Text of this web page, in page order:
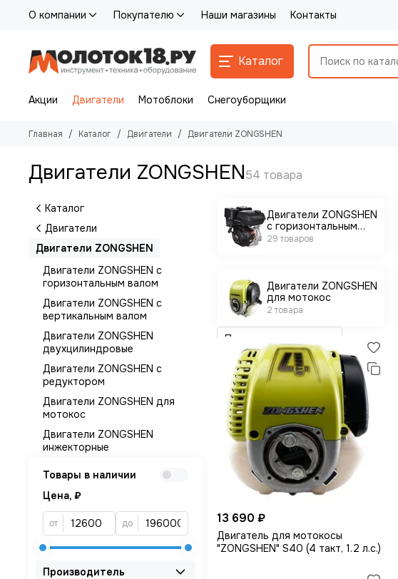
О компании Покупателю Наши магазины Контакты
Каталог
Акции Двигатели Мотоблоки Снегоуборщики
Главная Каталог Двигатели Двигатели ZONGSHEN
Двигатели ZONGSHEN
Двигатели ZONGSHEN
с горизонтальным
валом
29 товаров
Двигатели ZONGSHEN
для мотокос
2 товара
13 690 ₽
Двигатель для мотокосы
"ZONGSHEN" S40 (4 такт, 1.2 л.с.)
Каталог
Двигатели
Двигатели ZONGSHEN
Двигатели ZONGSHEN с
горизонтальным валом
Двигатели ZONGSHEN с
вертикальным валом
Двигатели ZONGSHEN
двухцилиндровые
Двигатели ZONGSHEN с
редуктором
Двигатели ZONGSHEN для
мотокос
Двигатели ZONGSHEN
инжекторные
Товары в наличии
Цена, ₽
от до
Производитель